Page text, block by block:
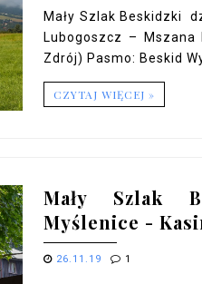
Mały Szlak Beskidzki
Lubogoszcz – Mszana
Zdrój) Pasmo: Beskid
CZYTAJ WIĘCEJ »
Mały Szlak
Myślenice -
26.11.19 1